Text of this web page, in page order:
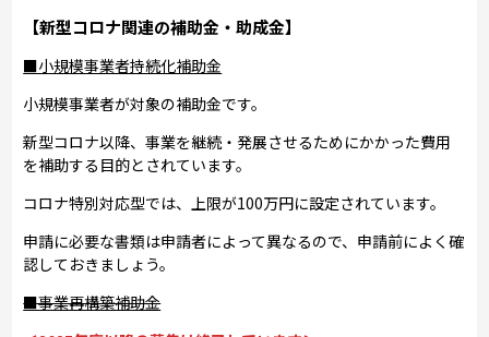
【新型コロナ関連の補助金・助成金】
■小規模事業者持続化補助金
小規模事業者が対象の補助金です。
新型コロナ以降、事業を継続・発展させるためにかかった費用
を補助する目的とされています。
コロナ特別対応型では、上限が100万円に設定されています。
申請に必要な書類は申請者によって異なるので、申請前によく確
認しておきましょう。
■事業再構築補助金